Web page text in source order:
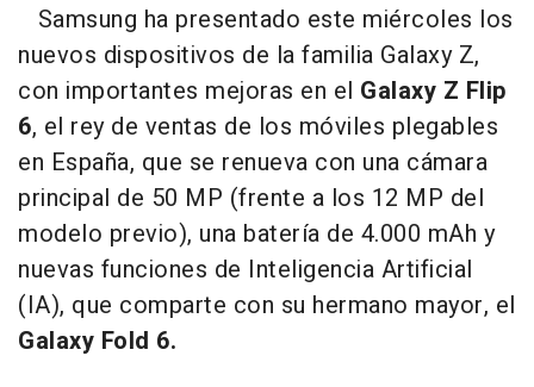
Samsung ha presentado este miércoles los
nuevos dispositivos de la familia Galaxy Z,
con importantes mejoras en el Galaxy Z Flip
6, el rey de ventas de los móviles plegables
en España, que se renueva con una cámara
principal de 50 MP (frente a los 12 MP del
modelo previo), una batería de 4.000 mAh y
nuevas funciones de Inteligencia Artificial
(IA), que comparte con su hermano mayor, el
Galaxy Fold 6.